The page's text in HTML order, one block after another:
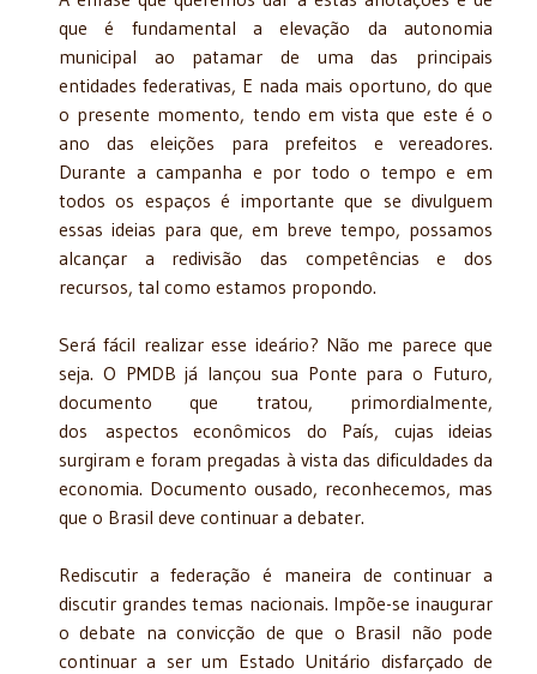
que é fundamental a elevação da autonomia
municipal ao patamar de uma das principais
entidades federativas, E nada mais oportuno, do que
o presente momento, tendo em vista que este é o
ano das eleições para prefeitos e vereadores.
Durante a campanha e por todo o tempo e em
todos os espaços é importante que se divulguem
essas ideias para que, em breve tempo, possamos
alcançar a redivisão das competências e dos
recursos, tal como estamos propondo.
Será fácil realizar esse ideário? Não me parece que
seja. O PMDB já lançou sua Ponte para o Futuro,
documento que tratou, primordialmente,
dos aspectos econômicos do País, cujas ideias
surgiram e foram pregadas à vista das dificuldades da
economia. Documento ousado, reconhecemos, mas
que o Brasil deve continuar a debater.
Rediscutir a federação é maneira de continuar a
discutir grandes temas nacionais. Impõe-se inaugurar
o debate na convicção de que o Brasil não pode
continuar a ser um Estado Unitário disfarçado de